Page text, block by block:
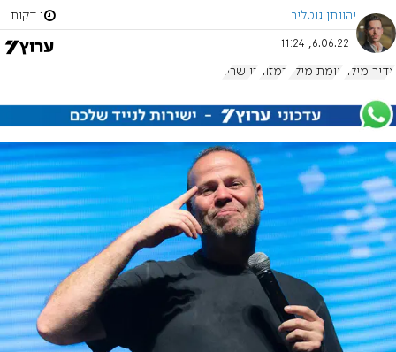
יהונתן גוטליב 1 דקות
6.06.22, 11:24
אדיר מילר צומת מילר רמזור רן שריג